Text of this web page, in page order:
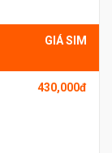
GIÁ SIM
430,000đ